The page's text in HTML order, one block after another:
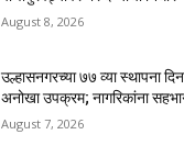
August 8, 2026
उल्हासनगरच्या ७७ व्या स्थापना
अनोखा उपक्रम; नागरिकांना
August 7, 2026